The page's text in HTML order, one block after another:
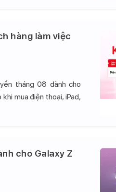
hàng làm việc
tháng 08 dành cho
mua điện thoại, iPad,
cho Galaxy Z